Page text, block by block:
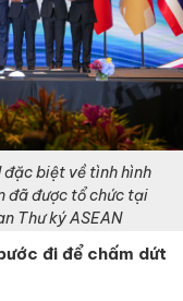
đặc biệt về tình hình
đã được tổ chức tại
Thư ký ASEAN
đi để chấm dứt